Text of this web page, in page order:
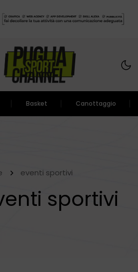
Basket Canottaggio
eventi sportivi
sportivi